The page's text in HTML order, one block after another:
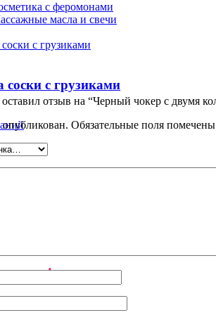
с феромонами
масла и свечи
с грузиками
отзыв на “Черный чокер с двумя
Обязательные поля помечены